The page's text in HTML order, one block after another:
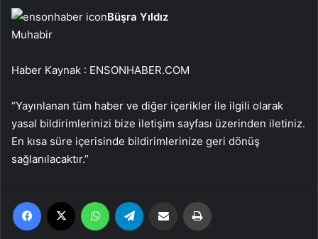
Büşra Yıldız
Muhabir
Haber Kaynak : ENSONHABER.COM
“Yayınlanan tüm haber ve diğer içerikler ile ilgili olarak
yasal bildirimlerinizi bize iletişim sayfası üzerinden iletiniz.
En kısa süre içerisinde bildirimlerinize geri dönüş
sağlanılacaktır.”
Facebook WhatsApp Email'den paylaş